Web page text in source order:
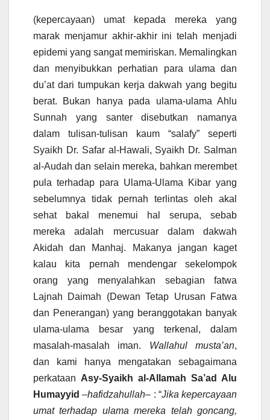
(kepercayaan) umat kepada mereka yang
marak menjamur akhir-akhir ini telah menjadi
epidemi yang sangat memiriskan. Memalingkan
dan menyibukkan perhatian para ulama dan
du’at dari tumpukan kerja dakwah yang begitu
berat. Bukan hanya pada ulama-ulama Ahlu
Sunnah yang santer disebutkan namanya
dalam tulisan-tulisan kaum “salafy” seperti
Syaikh Dr. Safar al-Hawali, Syaikh Dr. Salman
al-Audah dan selain mereka, bahkan merembet
pula terhadap para Ulama-Ulama Kibar yang
sebelumnya tidak pernah terlintas oleh akal
sehat bakal menemui hal serupa, sebab
mereka adalah mercusuar dalam dakwah
Akidah dan Manhaj. Makanya jangan kaget
kalau kita pernah mendengar sekelompok
orang yang menyalahkan sebagian fatwa
Lajnah Daimah (Dewan Tetap Urusan Fatwa
dan Penerangan) yang beranggotakan banyak
ulama-ulama besar yang terkenal, dalam
masalah-masalah iman. Wallahul musta’an,
dan kami hanya mengatakan sebagaimana
perkataan Asy-Syaikh al-Allamah Sa’ad Alu
Humayyid –hafidzahullah– : “Jika kepercayaan
umat terhadap ulama mereka telah goncang,